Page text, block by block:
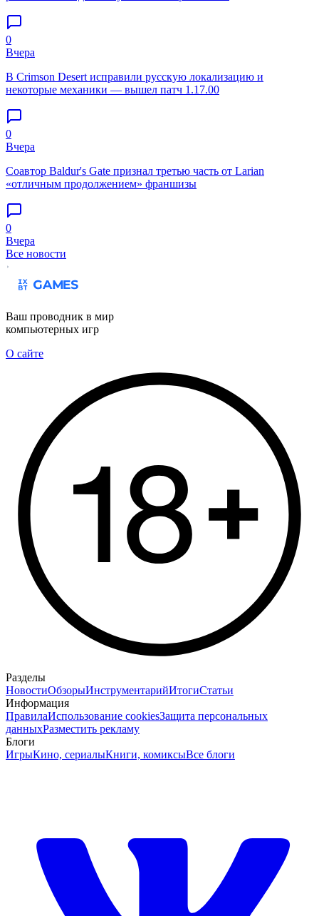
0
Вчера
В Crimson Desert исправили русскую локализацию и
некоторые механики — вышел патч 1.17.00
0
Вчера
Соавтор Baldur's Gate признал третью часть от Larian
«отличным продолжением» франшизы
0
Вчера
Все новости
Ваш проводник в мир
компьютерных игр
О сайте
Разделы
НовостиОбзорыИнструментарийИтогиСтатьи
Информация
ПравилаИспользование cookiesЗащита персональных
данныхРазместить рекламу
Блоги
ИгрыКино, сериалыКниги, комиксыВсе блоги